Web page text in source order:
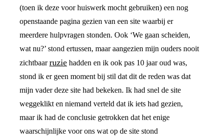
(toen ik deze voor huiswerk mocht gebruiken) een nog
openstaande pagina gezien van een site waarbij er
meerdere hulpvragen stonden. Ook ‘We gaan scheiden,
wat nu?’ stond ertussen, maar aangezien mijn ouders nooit
zichtbaarruzie hadden en ik ook pas 10 jaar oud was,
stond ik er geen moment bij stil dat dit de reden was dat
mijn vader deze site had bekeken. Ik had snel de site
weggeklikt en niemand verteld dat ik iets had gezien,
maar ik had de conclusie getrokken dat het enige
waarschijnlijke voor ons wat op de site stond